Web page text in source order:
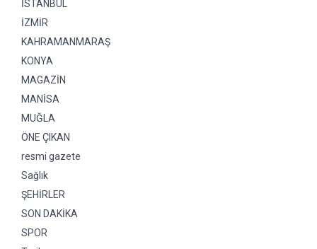
İSTANBUL
İZMİR
KAHRAMANMARAŞ
KONYA
MAGAZİN
MANİSA
MUĞLA
ÖNE ÇIKAN
resmi gazete
Sağlık
ŞEHİRLER
SON DAKİKA
SPOR